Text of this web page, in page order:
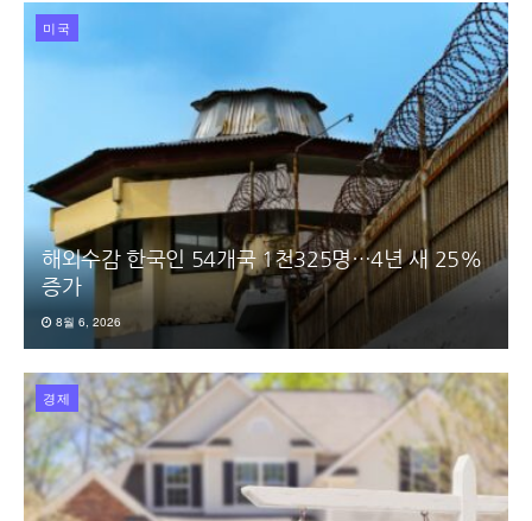
미국
해외수감 한국인 54개국 1천325명…4년 새 25%
증가
8월 6, 2026
경제